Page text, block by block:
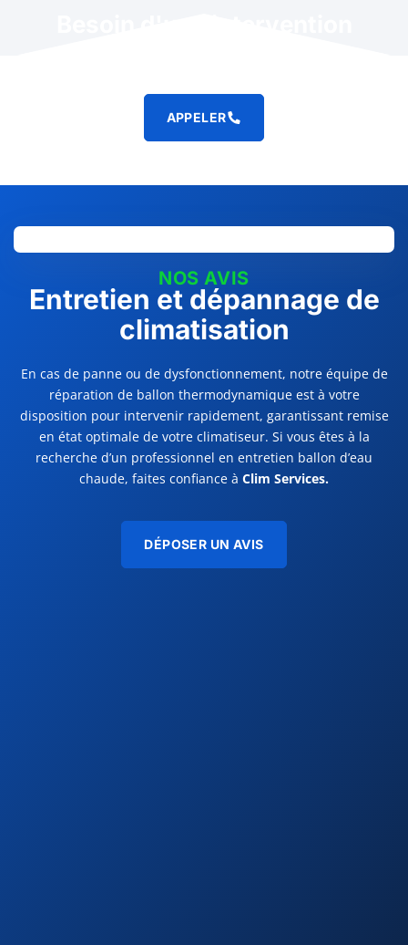
APPELER
NOS AVIS
Entretien et dépannage de
climatisation
En cas de panne ou de dysfonctionnement, notre équipe de
réparation de ballon thermodynamique est à votre
disposition pour intervenir rapidement, garantissant remise
en état optimale de votre climatiseur. Si vous êtes à la
recherche d’un professionnel en entretien ballon d’eau
chaude, faites confiance à Clim Services.
DÉPOSER UN AVIS